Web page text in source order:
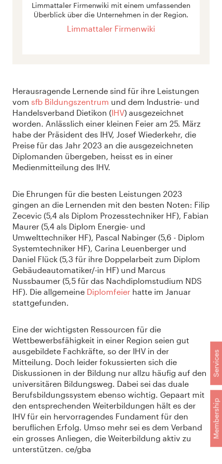
Membership
Services
Limmattaler Firmenwiki mit einem umfassenden
Überblick über die Unternehmen in der Region.
Limmattaler Firmenwiki
Herausragende Lernende sind für ihre Leistungen
vom sfb Bildungszentrum und dem Industrie- und
Handelsverband Dietikon (IHV) ausgezeichnet
worden. Anlässlich einer kleinen Feier am 25. März
habe der Präsident des IHV, Josef Wiederkehr, die
Preise für das Jahr 2023 an die ausgezeichneten
Diplomanden übergeben, heisst es in einer
Medienmitteilung des IHV.
Die Ehrungen für die besten Leistungen 2023
gingen an die Lernenden mit den besten Noten: Filip
Zecevic (5,4 als Diplom Prozesstechniker HF), Fabian
Maurer (5,4 als Diplom Energie- und
Umwelttechniker HF), Pascal Nabinger (5,6 - Diplom
Systemtechniker HF), Carina Leuenberger und
Daniel Flück (5,3 für ihre Doppelarbeit zum Diplom
Gebäudeautomatiker/-in HF) und Marcus
Nussbaumer (5,5 für das Nachdiplomstudium NDS
HF). Die allgemeine Diplomfeier hatte im Januar
stattgefunden.
Eine der wichtigsten Ressourcen für die
Wettbewerbsfähigkeit in einer Region seien gut
ausgebildete Fachkräfte, so der IHV in der
Mitteilung. Doch leider fokussierten sich die
Diskussionen in der Bildung nur allzu häufig auf den
universitären Bildungsweg. Dabei sei das duale
Berufsbildungssystem ebenso wichtig. Gepaart mit
den entsprechenden Weiterbildungen hält es der
IHV für ein hervorragendes Fundament für den
beruflichen Erfolg. Umso mehr sei es dem Verband
ein grosses Anliegen, die Weiterbildung aktiv zu
unterstützen. ce/gba